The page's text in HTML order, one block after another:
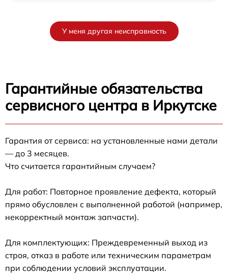
У меня другая неисправность
Гарантийные обязательства
сервисного центра в Иркутске
Гарантия от сервиса: на установленные нами детали
— до 3 месяцев.
Что считается гарантийным случаем?
Для работ: Повторное проявление дефекта, который
прямо обусловлен с выполненной работой (например,
некорректный монтаж запчасти).
Для комплектующих: Преждевременный выход из
строя, отказ в работе или техническим параметрам
при соблюдении условий эксплуатации.